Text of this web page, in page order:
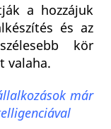
a hozzájuk
és az
kör
valaha.
már